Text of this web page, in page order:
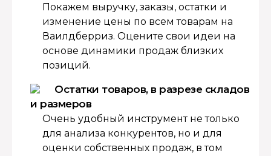
Покажем выручку, заказы, остатки и
изменение цены по всем товарам на
Ваилдберриз. Оцените свои идеи на
основе динамики продаж близких
позиций.
Остатки товаров, в разрезе складов
и размеров
Очень удобный инструмент не только
для анализа конкурентов, но и для
оценки собственных продаж, в том